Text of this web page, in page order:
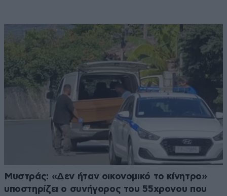
Μυστράς: «Δεν ήταν οικονομικό το κίνητρο»
υποστηρίζει ο συνήγορος του 55χρονου που